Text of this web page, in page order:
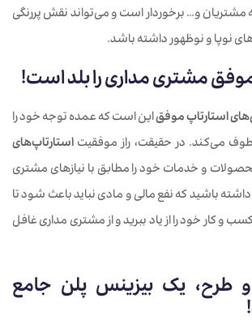
و… برخوردار است و می‌تواند نقش پررنگی
نوپا و نوظهور داشته باشد.
مشتری مداری را بلد است!
استارتاپ موفقاین است که عمده توجه خود را
می‌کند. در حقیقت، راز موفقیت استارتاپ‌های
و خدمات خود را مطابق با نیازهای مشتری
باشید که نفع مالی و مادی نباید باعث شود تا
کسب و کار خود را از یاد ببرید و از مشتری مداری غافل
طرح، یک بیزینس پلن جامع